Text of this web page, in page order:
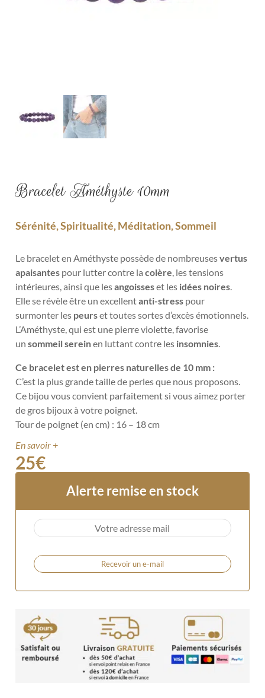
Bracelet Améthyste 10mm
Sérénité, Spiritualité, Méditation, Sommeil
Le bracelet en Améthyste possède de nombreusesvertus
apaisantes pour lutter contre lacolère , les tensions
intérieures, ainsi que lesangoisseset les idées noires
Elle se révèle être un excellentanti-stress pour
surmonter les peurset toutes sortes d’excès émotionnels.
L’Améthyste, qui est une pierre violette, favorise
unsommeil sereinen luttant contre les insomnies
Ce bracelet est en pierres naturelles de 10 mm :
C’est la plus grande taille de perles que nous proposons.
Ce bijou vous convient parfaitement si vous aimez porter
de gros bijoux à votre poignet.
Tour de poignet (en cm) : 16 – 18 cm
En savoir +
25€
Alerte remise en stock
Recevoir un e-mail